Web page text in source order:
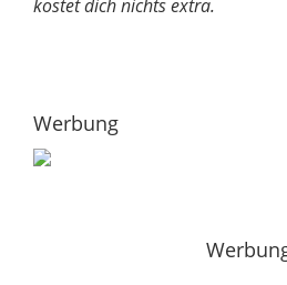
kostet dich nichts extra.
Werbung